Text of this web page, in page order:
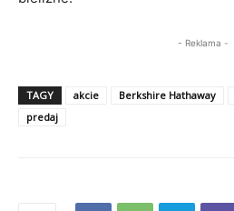
- Reklama -
TAGY akcie Berkshire Hathaway
predaj